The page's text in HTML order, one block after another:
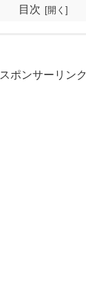
目次
スポンサーリンク